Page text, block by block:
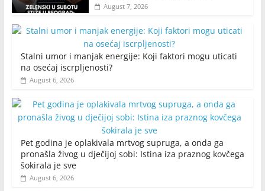
August 7, 2026
Stalni umor i manjak energije: Koji faktori mogu uticati
na osećaj iscrpljenosti?
August 6, 2026
Pet godina je oplakivala mrtvog supruga, a onda ga
pronašla živog u dječijoj sobi: Istina iza praznog kovčega
šokirala je sve
August 6, 2026